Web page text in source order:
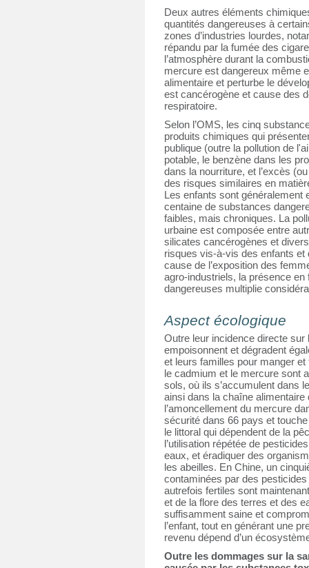
Deux autres éléments
quantités dangereuses à
zones d’industries lourdes,
répandu par la fumée des
l’atmosphère durant la
mercure est dangereux même
alimentaire et perturbe le
est cancérogène et cause des
respiratoire.
Selon l’OMS, les cinq
produits chimiques qui
publique (outre la pollution de
potable, le benzène dans les
dans la nourriture, et l’excès
des risques similaires en
Les enfants sont généralement
centaine de substances
faibles, mais chroniques. La
urbaine est composée entre
silicates cancérogènes et
risques vis-à-vis des enfants et
cause de l’exposition des
agro-industriels, la présence
dangereuses multiplie
Aspect écologique
Outre leur incidence directe
empoisonnent et dégradent
et leurs familles pour manger
le cadmium et le mercure sont
sols, où ils s’accumulent dans
ainsi dans la chaîne alimentaire
l’amoncellement du mercure
sécurité dans 66 pays et
le littoral qui dépendent de la
l’utilisation répétée de
eaux, et éradiquer des
les abeilles. En Chine, un
contaminées par des pesticides
autrefois fertiles sont
et de la flore des terres et des
suffisamment saine et
l’enfant, tout en générant une
revenu dépend d’un
Outre les dommages sur la